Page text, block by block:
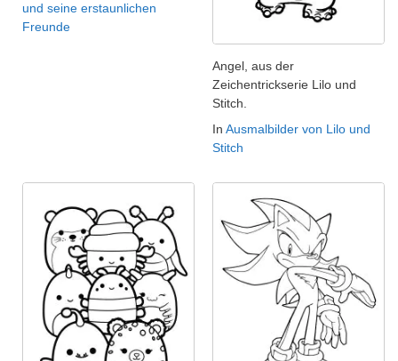
und seine erstaunlichen
Freunde
Angel, aus der
Zeichentrickserie Lilo und
Stitch.
In Ausmalbilder von Lilo und
Stitch